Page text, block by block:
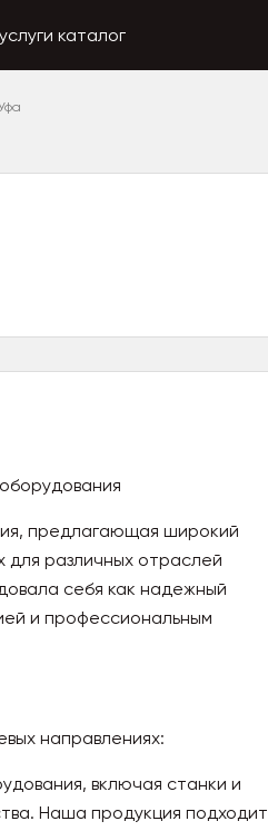
каталог
предлагающая широкий
различных отраслей
себя как надежный
и профессиональным
направлениях:
включая станки и
Наша продукция подходит